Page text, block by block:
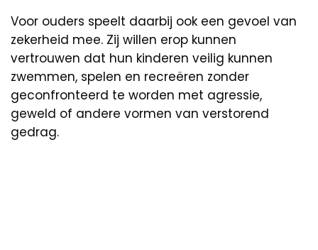
Voor ouders speelt daarbij ook een gevoel van
zekerheid mee. Zij willen erop kunnen
vertrouwen dat hun kinderen veilig kunnen
zwemmen, spelen en recreëren zonder
geconfronteerd te worden met agressie,
geweld of andere vormen van verstorend
gedrag.